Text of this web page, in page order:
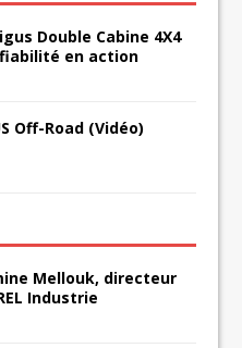
Double Cabine 4X4
en action
Off-Road (Vidéo)
Mellouk, directeur
Industrie